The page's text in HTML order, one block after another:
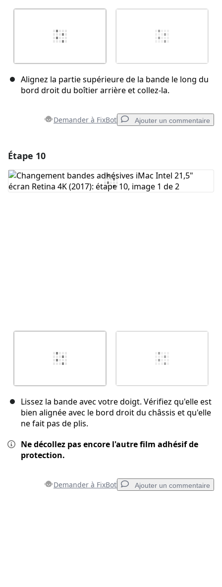
Alignez la partie supérieure de la bande le long du
bord droit du boîtier arrière et collez-la.
Demander à FixBot Ajouter un commentaire
Ajouter un commentaire
Étape 10
Lissez la bande avec votre doigt. Vérifiez qu'elle est
bien alignée avec le bord droit du châssis et qu'elle
ne fait pas de plis.
Ne décollez pas encore l'autre film adhésif de
protection.
Demander à FixBot Ajouter un commentaire